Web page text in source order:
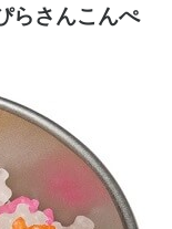
らさんこんぺ